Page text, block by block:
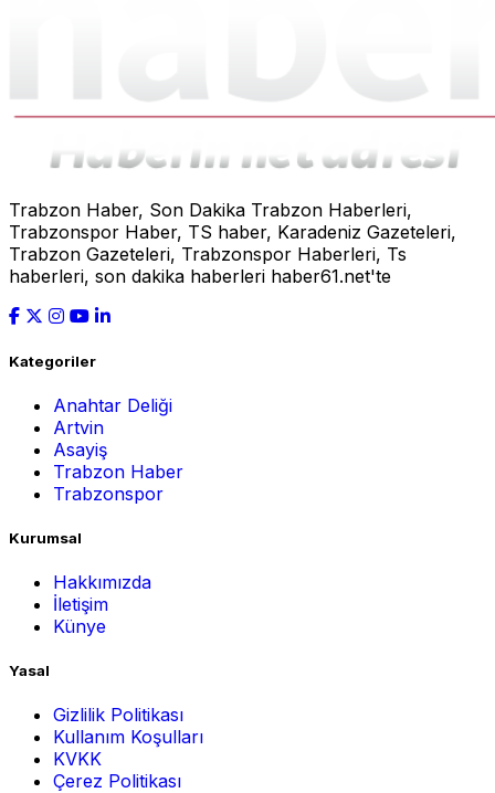
Trabzon Haber, Son Dakika Trabzon Haberleri,
Trabzonspor Haber, TS haber, Karadeniz Gazeteleri,
Trabzon Gazeteleri, Trabzonspor Haberleri, Ts
haberleri, son dakika haberleri haber61.net'te
Kategoriler
Anahtar Deliği
Artvin
Asayiş
Trabzon Haber
Trabzonspor
Kurumsal
Hakkımızda
İletişim
Künye
Yasal
Gizlilik Politikası
Kullanım Koşulları
KVKK
Çerez Politikası